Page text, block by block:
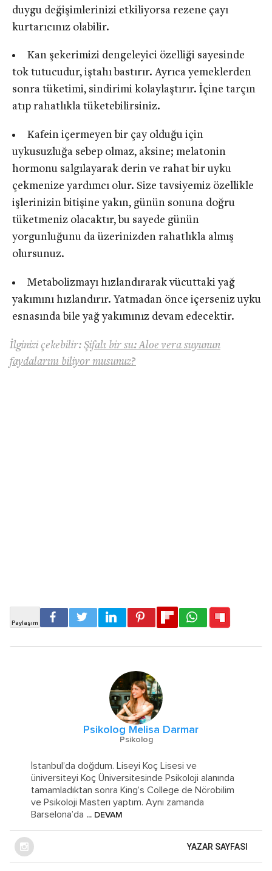
duygu değişimlerinizi etkiliyorsa rezene çayı
kurtarıcınız olabilir.
Kan şekerimizi dengeleyici özelliği sayesinde
tok tutucudur, iştahı bastırır. Ayrıca yemeklerden
sonra tüketimi, sindirimi kolaylaştırır. İçine tarçın
atıp rahatlıkla tüketebilirsiniz.
Kafein içermeyen bir çay olduğu için
uykusuzluğa sebep olmaz, aksine; melatonin
hormonu salgılayarak derin ve rahat bir uyku
çekmenize yardımcı olur. Size tavsiyemiz özellikle
işlerinizin bitişine yakın, günün sonuna doğru
tüketmeniz olacaktır, bu sayede günün
yorgunluğunu da üzerinizden rahatlıkla almış
olursunuz.
Metabolizmayı hızlandırarak vücuttaki yağ
yakımını hızlandırır. Yatmadan önce içerseniz uyku
esnasında bile yağ yakımınız devam edecektir.
İlginizi çekebilir: Şifalı bir su: Aloe vera suyunun
faydalarını biliyor musunuz?
Psikolog Melisa Darmar
Psikolog
İstanbul’da doğdum. Liseyi Koç Lisesi ve
üniversiteyi Koç Üniversitesinde Psikoloji alanında
tamamladıktan sonra King’s College de Nörobilim
ve Psikoloji Masterı yaptım. Aynı zamanda
Barselona’da ... DEVAM
YAZAR SAYFASI